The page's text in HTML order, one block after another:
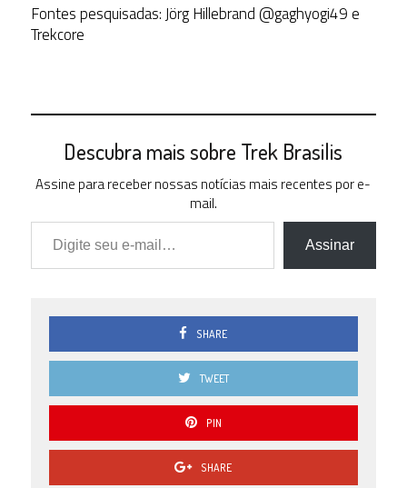
Fontes pesquisadas: Jörg Hillebrand @gaghyogi49 e
Trekcore
Descubra mais sobre Trek Brasilis
Assine para receber nossas notícias mais recentes por e-
mail.
Digite seu e-mail…
Assinar
SHARE
TWEET
PIN
SHARE